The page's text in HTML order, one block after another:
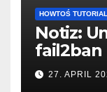
HOWTOŚ
Notiz:
fail2ban
27. APRIL